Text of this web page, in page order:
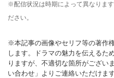
※配信状況は時期によって異なりま
ださい。
※本記事の画像やセリフ等の著作
します。ドラマの魅力を伝えるた
りますが、不適切な箇所がござい
い合わせ」よりご連絡いただけま